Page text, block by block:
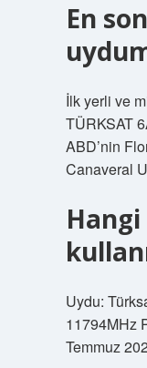
En
İlk yerli ve
TÜRKSAT
ABD’nin
Canaveral
Uydu:
11794MHz
Temmuz